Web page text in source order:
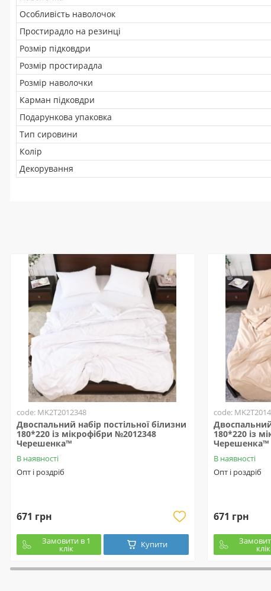
Особливість наволочок
Простирадло на резинці
Розмір підковдри
Розмір простирадла
Розмір наволочки
Карман підковдри
Подарункова упаковка
Тип сировини
Колір
Декорування
code: MK2T2012348
Двоспальний набір постільної білизни
180*220 із мікрофібри №2012348
Черешенка™
В наявності
Опт і роздріб
671 грн
Замовити в 1
клік Купити
code:
Двоспальний
180*220 із
Черешенка™
В наявності
Опт і роздріб
671 грн
клік